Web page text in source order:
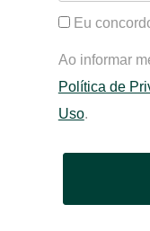
Eu
Ao informar
Política de
Uso.